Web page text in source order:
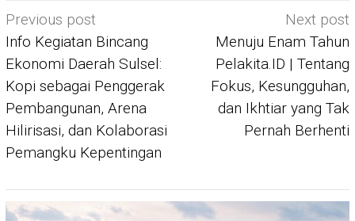
Post
navigation
Previous post
Info Kegiatan Bincang
Ekonomi Daerah Sulsel:
Kopi sebagai Penggerak
Pembangunan, Arena
Hilirisasi, dan Kolaborasi
Pemangku Kepentingan
Next post
Menuju Enam Tahun
Pelakita.ID | Tentang
Fokus, Kesungguhan,
dan Ikhtiar yang Tak
Pernah Berhenti